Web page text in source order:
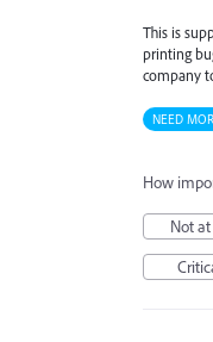
This is
printing
company
NEED
How
Not